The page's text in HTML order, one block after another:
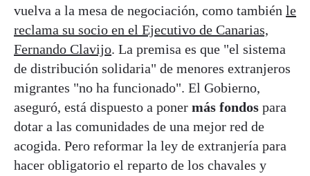
vuelva a la mesa de negociación, como también le
reclama su socio en el Ejecutivo de Canarias,
Fernando Clavijo. La premisa es que "el sistema
de distribución solidaria" de menores extranjeros
migrantes "no ha funcionado". El Gobierno,
aseguró, está dispuesto a poner más fondos para
dotar a las comunidades de una mejor red de
acogida. Pero reformar la ley de extranjería para
hacer obligatorio el reparto de los chavales y